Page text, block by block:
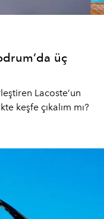
üç
Lacoste’un
keşfe çıkalım mı?